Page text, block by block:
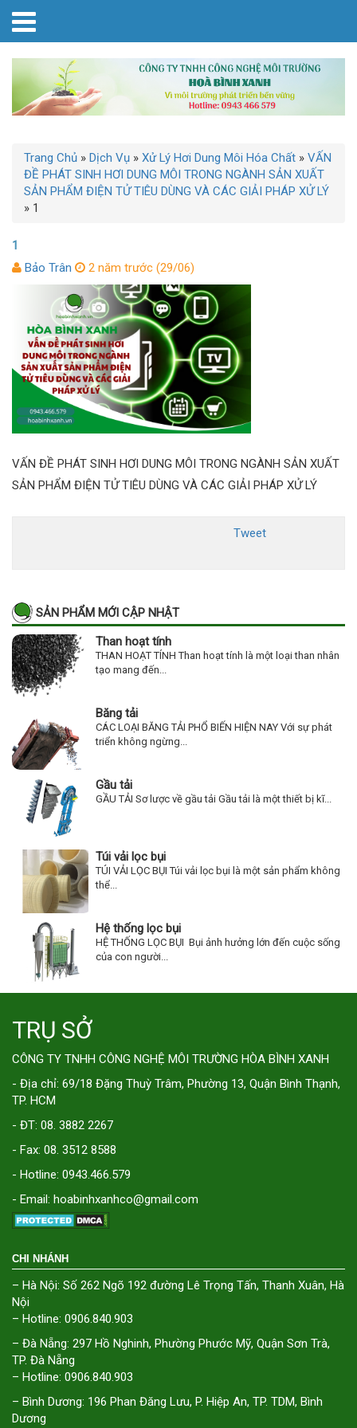
Trang Chủ » Dịch Vụ » Xử Lý Hơi Dung Môi Hóa Chất » VẤN
ĐỀ PHÁT SINH HƠI DUNG MÔI TRONG NGÀNH SẢN XUẤT
SẢN PHẨM ĐIỆN TỬ TIÊU DÙNG VÀ CÁC GIẢI PHÁP XỬ LÝ
» 1
1
Bảo Trân
2 năm trước (29/06)
VẤN ĐỀ PHÁT SINH HƠI DUNG MÔI TRONG NGÀNH SẢN XUẤT
SẢN PHẨM ĐIỆN TỬ TIÊU DÙNG VÀ CÁC GIẢI PHÁP XỬ LÝ
Tweet
SẢN PHẨM MỚI CẬP NHẬT
Than hoạt tính
THAN HOẠT TÍNH Than hoạt tính là một loại than nhân
tạo mang đến...
Băng tải
CÁC LOẠI BĂNG TẢI PHỔ BIẾN HIỆN NAY Với sự phát
triển không ngừng...
Gầu tải
GẦU TẢI Sơ lược về gầu tải Gầu tải là một thiết bị kĩ...
Túi vải lọc bụi
TÚI VẢI LỌC BỤI Túi vải lọc bụi là một sản phẩm không
thể...
Hệ thống lọc bụi
HỆ THỐNG LỌC BỤI Bụi ảnh hưởng lớn đến cuộc sống
của con người...
TRỤ SỞ
CÔNG TY TNHH CÔNG NGHỆ MÔI TRƯỜNG HÒA BÌNH XANH
- Địa chỉ: 69/18 Đặng Thuỳ Trâm, Phường 13, Quận Bình Thạnh,
TP. HCM
- ĐT: 08. 3882 2267
- Fax: 08. 3512 8588
- Hotline: 0943.466.579
- Email: hoabinhxanhco@gmail.com
CHI NHÁNH
– Hà Nội: Số 262 Ngõ 192 đường Lê Trọng Tấn, Thanh Xuân, Hà
Nội
– Hotline: 0906.840.903
– Đà Nẵng: 297 Hồ Nghinh, Phường Phước Mỹ, Quận Sơn Trà,
TP. Đà Nẵng
– Hotline: 0906.840.903
– Bình Dương: 196 Phan Đăng Lưu, P. Hiệp An, TP. TDM, Bình
Dương